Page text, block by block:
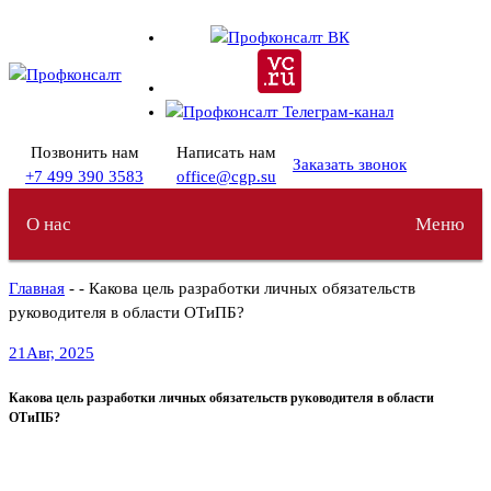
содержимому
Позвонить нам
+7 499 390 3583
Написать нам
office@cgp.su
Заказать звонок
О нас Меню
Главная - - Какова цель разработки личных обязательств
руководителя в области ОТиПБ?
21 Авг, 2025
Какова цель разработки личных обязательств руководителя в области
ОТиПБ?